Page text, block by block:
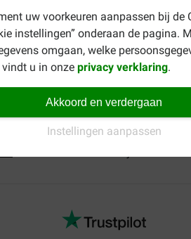
uw voorkeuren aanpassen bij de
instellingen” onderaan de pagina.
omgaan, welke
u in onze privacy verklaring.
Akkoord en verdergaan
Instellingen aanpassen
van Royal Canin
gebruik.
Sterilised natvoer ook verkrijgbaar in